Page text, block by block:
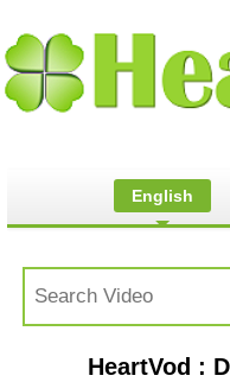
English